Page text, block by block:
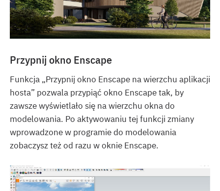
Przypnij okno Enscape
Funkcja „Przypnij okno Enscape na wierzchu aplikacji
hosta” pozwala przypiąć okno Enscape tak, by
zawsze wyświetlało się na wierzchu okna do
modelowania. Po aktywowaniu tej funkcji zmiany
wprowadzone w programie do modelowania
zobaczysz też od razu w oknie Enscape.